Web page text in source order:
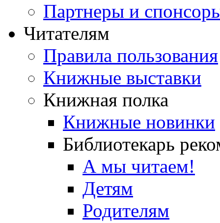
Партнеры и
Читателям
Правила пользования
Книжные выставки
Книжная полка
Книжные новинки
Библиотекарь
А мы читаем!
Детям
Родителям